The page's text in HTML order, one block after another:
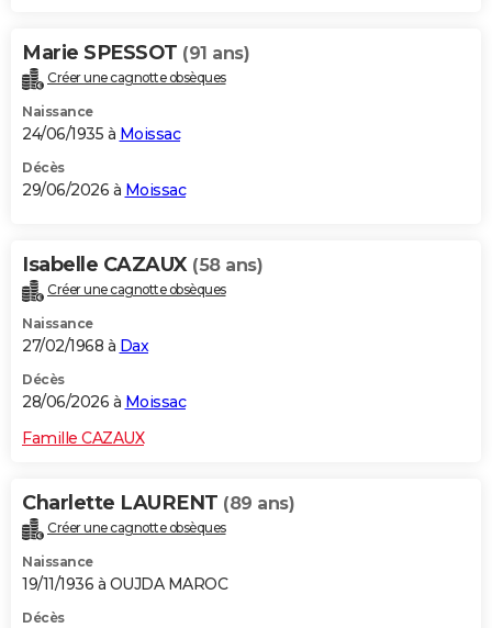
Marie SPESSOT (91 ans)
Créer une cagnotte obsèques
Naissance
24/06/1935 à Moissac
Décès
29/06/2026 à Moissac
Isabelle CAZAUX (58 ans)
Créer une cagnotte obsèques
Naissance
27/02/1968 à Dax
Décès
28/06/2026 à Moissac
Famille CAZAUX
Charlette LAURENT (89 ans)
Créer une cagnotte obsèques
Naissance
19/11/1936 à OUJDA MAROC
Décès